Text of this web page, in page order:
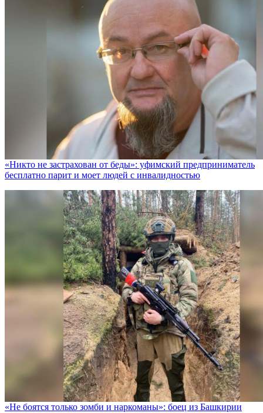
«Никто не заcтрахован от беды»: уфимский предприниматель
бесплатно парит и моет людей с инвалидностью
«Не боятся только зомби и наркоманы»: боец из Башкирии